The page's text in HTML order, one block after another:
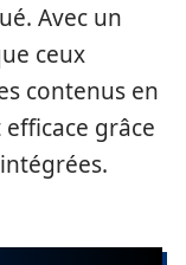
Avec un
ceux
contenus en
grâce